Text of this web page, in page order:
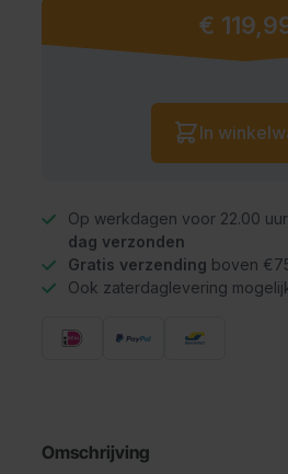
Vanaf:
€
Aantal
In
Op werkdagen voor 22.00
dag verzonden
Gratis verzending boven
Ook zaterdaglevering
Omschrijving